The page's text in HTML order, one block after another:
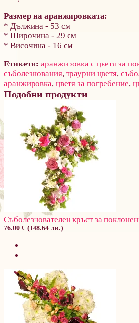
Размер на аранжировката:
* Дължина - 53 см
* Широчина - 29 см
* Височина - 16 см
Етикети: аранжировка с цветя за
съболезнования, траурни цветя,
аранжировка, цветя за погребение,
Подобни продукти
Съболезнователен кръст за
76.00 € (148.64 лв.)